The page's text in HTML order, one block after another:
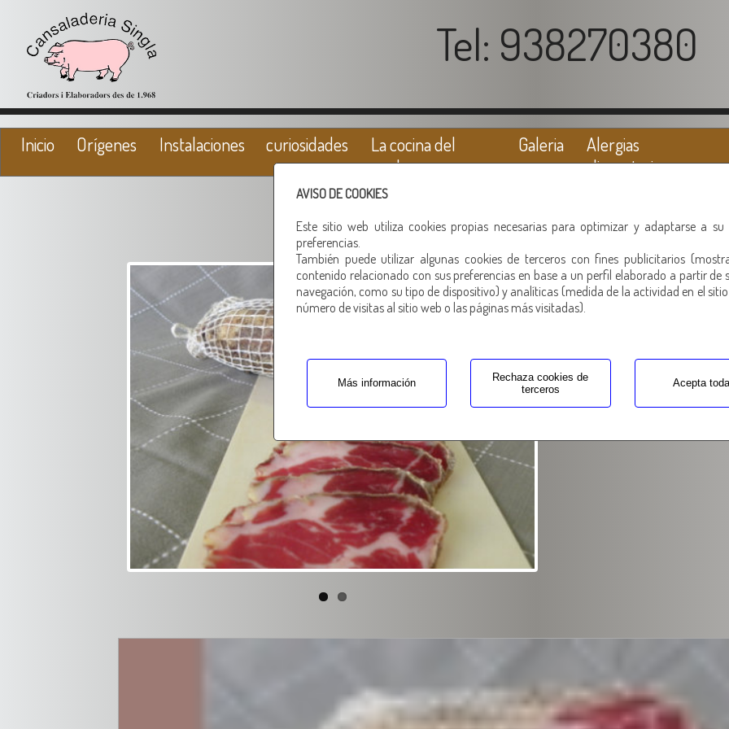
AVISO DE COOKIES
Este sitio web utiliza cookies propias necesarias para optimizar y adaptarse a su
preferencias.
También puede utilizar algunas cookies de terceros con fines publicitarios
contenido relacionado con sus preferencias en base a un perfil elaborado a partir de
navegación, como su tipo de dispositivo) y analíticas (medida de la actividad en el
número de visitas al sitio web o las páginas más visitadas).
Más información
Rechaza cookies de
terceros
Acepta
Tel: 938270380
Inicio Orígenes Instalaciones curiosidades La cocina del
cerdo
Galeria Alergias
alimentarias
MAGRO CURADO